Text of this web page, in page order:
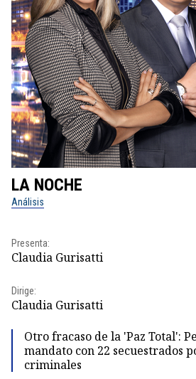
LA NOCHE
Análisis
Presenta:
Claudia Gurisatti
Dirige:
Claudia Gurisatti
Otro fracaso de la 'Paz Total':
mandato con 22 secuestrados
criminales